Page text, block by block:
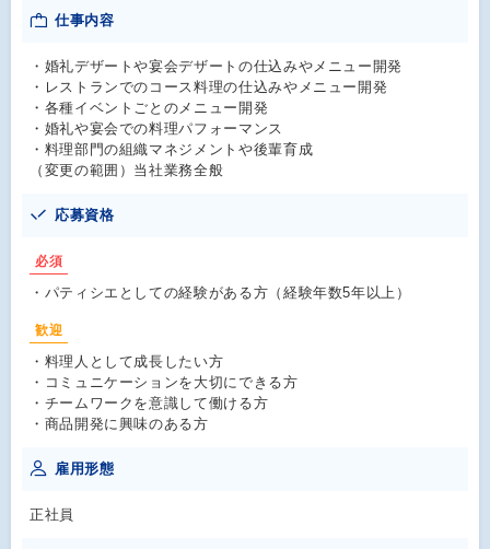
仕事内容
・婚礼デザートや宴会デザートの仕込みやメニュー開発
・レストランでのコース料理の仕込みやメニュー開発
・各種イベントごとのメニュー開発
・婚礼や宴会での料理パフォーマンス
・料理部門の組織マネジメントや後輩育成
（変更の範囲）当社業務全般
応募資格
必須
・パティシエとしての経験がある方（経験年数5年以上）
歓迎
・料理人として成長したい方
・コミュニケーションを大切にできる方
・チームワークを意識して働ける方
・商品開発に興味のある方
雇用形態
正社員